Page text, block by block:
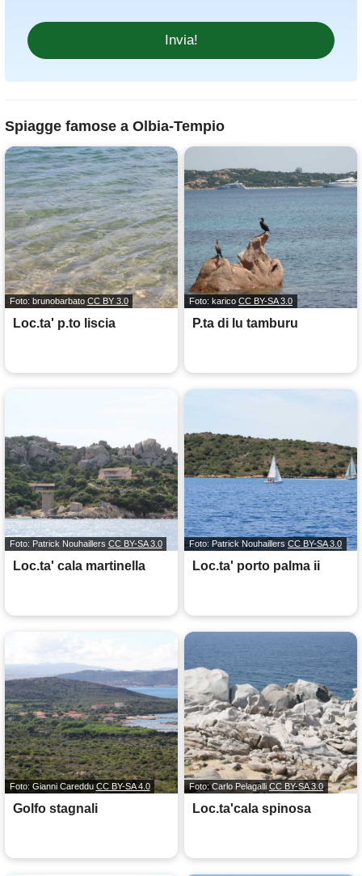
Spiagge famose a Olbia-Tempio
Foto: brunobarbato CC BY 3.0
Loc.ta' p.to liscia
Foto: karico CC BY-SA 3.0
P.ta di lu tamburu
Foto: Patrick Nouhaillers CC BY-SA 3.0
Loc.ta' cala martinella
Foto: Patrick Nouhaillers CC BY-SA 3.0
Loc.ta' porto palma ii
Foto: Gianni Careddu CC BY-SA 4.0
Golfo stagnali
Foto: Carlo Pelagalli CC BY-SA 3.0
Loc.ta'cala spinosa